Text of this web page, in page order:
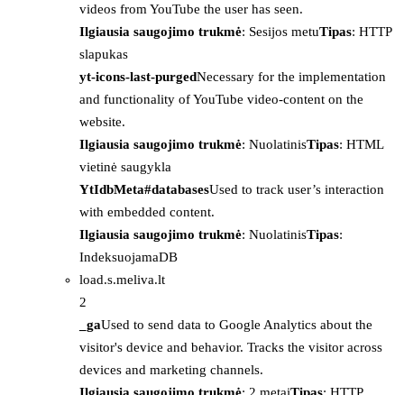
videos from YouTube the user has seen.
Ilgiausia saugojimo trukmė: Sesijos metuTipas: HTTP
slapukas
yt-icons-last-purgedNecessary for the implementation
and functionality of YouTube video-content on the
website.
Ilgiausia saugojimo trukmė: NuolatinisTipas: HTML
vietinė saugykla
YtIdbMeta#databasesUsed to track user’s interaction
with embedded content.
Ilgiausia saugojimo trukmė: NuolatinisTipas:
IndeksuojamaDB
load.s.meliva.lt
2
_gaUsed to send data to Google Analytics about the
visitor's device and behavior. Tracks the visitor across
devices and marketing channels.
Ilgiausia saugojimo trukmė: 2 metaiTipas: HTTP